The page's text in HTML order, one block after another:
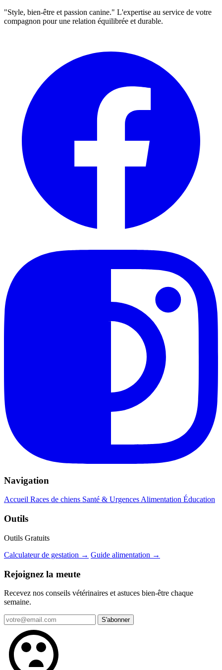
"Style, bien-être et passion canine." L'expertise au service de votre
compagnon pour une relation équilibrée et durable.
Navigation
Accueil Races de chiens Santé & Urgences Alimentation Éducation
Outils
Outils Gratuits
Calculateur de gestation → Guide alimentation →
Rejoignez la meute
Recevez nos conseils vétérinaires et astuces bien-être chaque
semaine.
S'abonner